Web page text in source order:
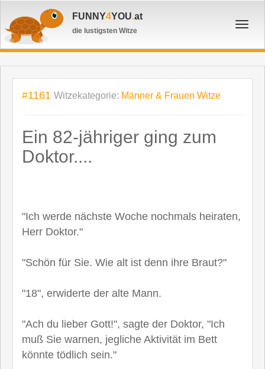
FUNNY4YOU.at
die lustigsten Witze
#1161 Witzekategorie: Männer & Frauen Witze
Ein 82-jähriger ging zum
Doktor....
"Ich werde nächste Woche nochmals heiraten,
Herr Doktor."
"Schön für Sie. Wie alt ist denn ihre Braut?"
"18", erwiderte der alte Mann.
"Ach du lieber Gott!", sagte der Doktor, "Ich
muß Sie warnen, jegliche Aktivität im Bett
könnte tödlich sein."